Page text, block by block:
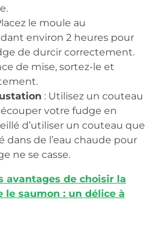
le moule au
environ 2 heures pour
de durcir correctement.
de mise, sortez-le et
: Utilisez un couteau
votre fudge en
d’utiliser un couteau que
dans de l’eau chaude pour
ne se casse.
avantages de choisir la
saumon : un délice à